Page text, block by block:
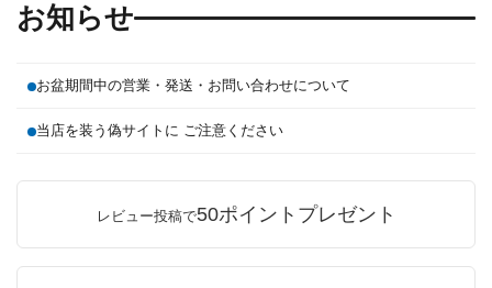
お知らせ
お盆期間中の営業・発送・お問い合わせについて
当店を装う偽サイトに ご注意ください
レビュー投稿で50ポイントプレゼント